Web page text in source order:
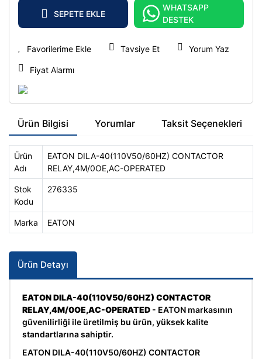
SEPETE EKLE
WHATSAPP
DESTEK
Tavsiye Et Yorum Yaz
Fiyat Alarmı
Ürün Bilgisi Yorumlar Taksit Seçenekleri
Ürün
Adı
EATON DILA-40(110V50/60HZ) CONTACTOR
RELAY,4M/0OE,AC-OPERATED
Stok
Kodu
276335
Marka EATON
Ürün Detayı
EATON DILA-40(110V50/60HZ) CONTACTOR
RELAY,4M/0OE,AC-OPERATED - EATON markasının
güvenilirliği ile üretilmiş bu ürün, yüksek kalite
standartlarına sahiptir.
EATON DILA-40(110V50/60HZ) CONTACTOR